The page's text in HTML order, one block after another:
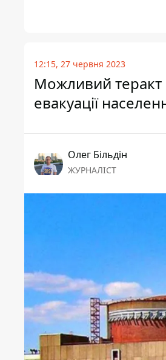
12:15, 27 червня 2023
Можливий теракт
евакуації
Олег Більдін
ЖУРНАЛІСТ